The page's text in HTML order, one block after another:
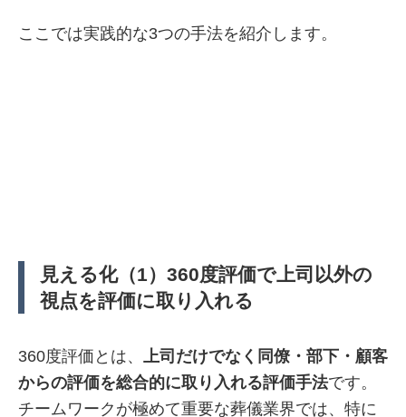
ここでは実践的な3つの手法を紹介します。
見える化（1）360度評価で上司以外の
視点を評価に取り入れる
360度評価とは、 上司だけでなく同僚・部下・顧客
からの評価を総合的に取り入れる評価手法です。
チームワークが極めて重要な葬儀業界では、特に